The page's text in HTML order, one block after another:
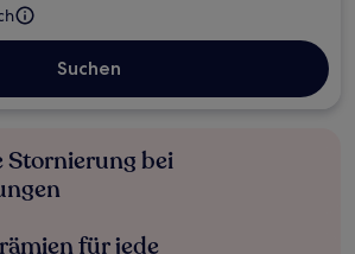
Suchen
Stornierung bei
für jede